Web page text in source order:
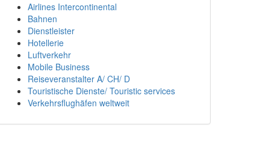
Airlines Intercontinental
Bahnen
Dienstleister
Hotellerie
Luftverkehr
Mobile Business
Reiseveranstalter A/ CH/ D
Touristische Dienste/ Touristic services
Verkehrsflughäfen weltweit